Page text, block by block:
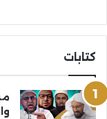
كتابات